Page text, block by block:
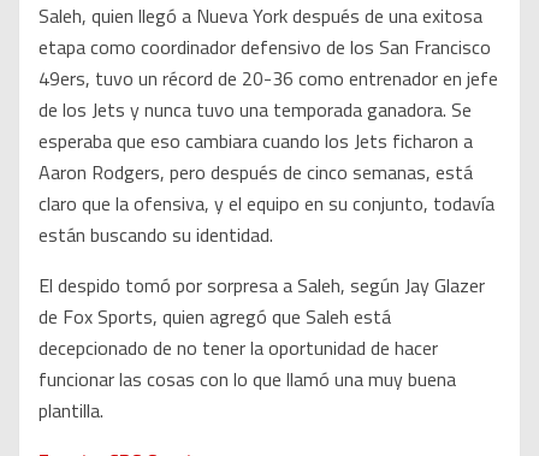
Saleh, quien llegó a Nueva York después de una exitosa
etapa como coordinador defensivo de los San Francisco
49ers, tuvo un récord de 20-36 como entrenador en jefe
de los Jets y nunca tuvo una temporada ganadora. Se
esperaba que eso cambiara cuando los Jets ficharon a
Aaron Rodgers, pero después de cinco semanas, está
claro que la ofensiva, y el equipo en su conjunto, todavía
están buscando su identidad.
El despido tomó por sorpresa a Saleh, según Jay Glazer
de Fox Sports, quien agregó que Saleh está
decepcionado de no tener la oportunidad de hacer
funcionar las cosas con lo que llamó una muy buena
plantilla.